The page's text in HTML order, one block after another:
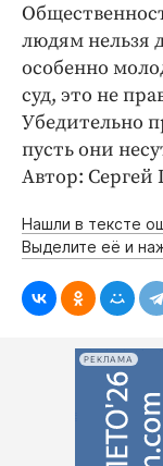
людям нельзя
особенно
суд, это не
Убедительно
пусть они
Автор:
Нашли в тексте
Выделите её и
РЕКЛАМА